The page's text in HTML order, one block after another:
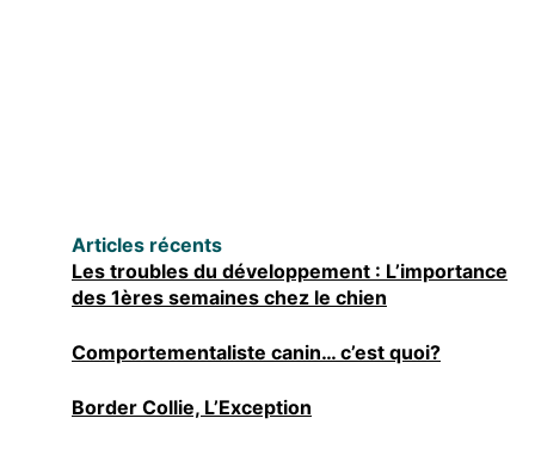
Articles récents
Les troubles du développement : L’importance
des 1ères semaines chez le chien
Comportementaliste canin… c’est quoi?
Border Collie, L’Exception